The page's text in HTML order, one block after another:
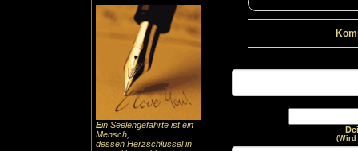
Ein Seelengefährte ist ein
Mensch,
dessen Herzschlüssel in
(Wird